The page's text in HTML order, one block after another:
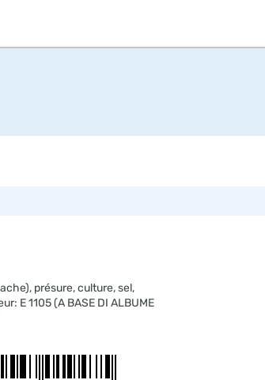
présure, culture, sel,
E 1105 (A BASE DI ALBUME